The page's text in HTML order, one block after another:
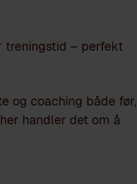
treningstid – perfekt
og coaching både før,
handler det om å